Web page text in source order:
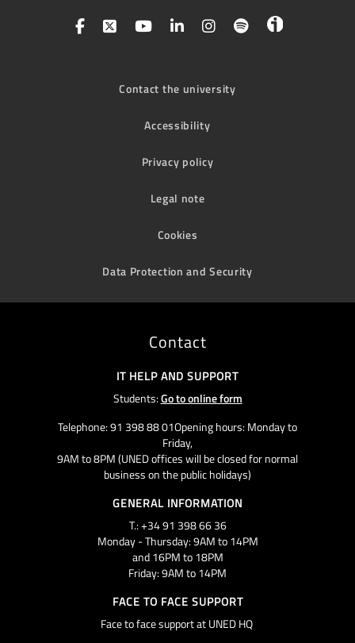
Contact the university
Accessibility
Privacy policy
Legal note
Cookies
Data Protection and Security
Contact
IT HELP AND SUPPORT
Students:Go to online form
Telephone: 91 398 88 01Opening hours: Monday to
Friday,
9AM to 8PM (UNED offices will be closed for normal
business on the public holidays)
GENERAL INFORMATION
T.: +34 91 398 66 36
Monday - Thursday: 9AM to 14PM
and 16PM to 18PM
Friday: 9AM to 14PM
FACE TO FACE SUPPORT
Face to face support at UNED HQ